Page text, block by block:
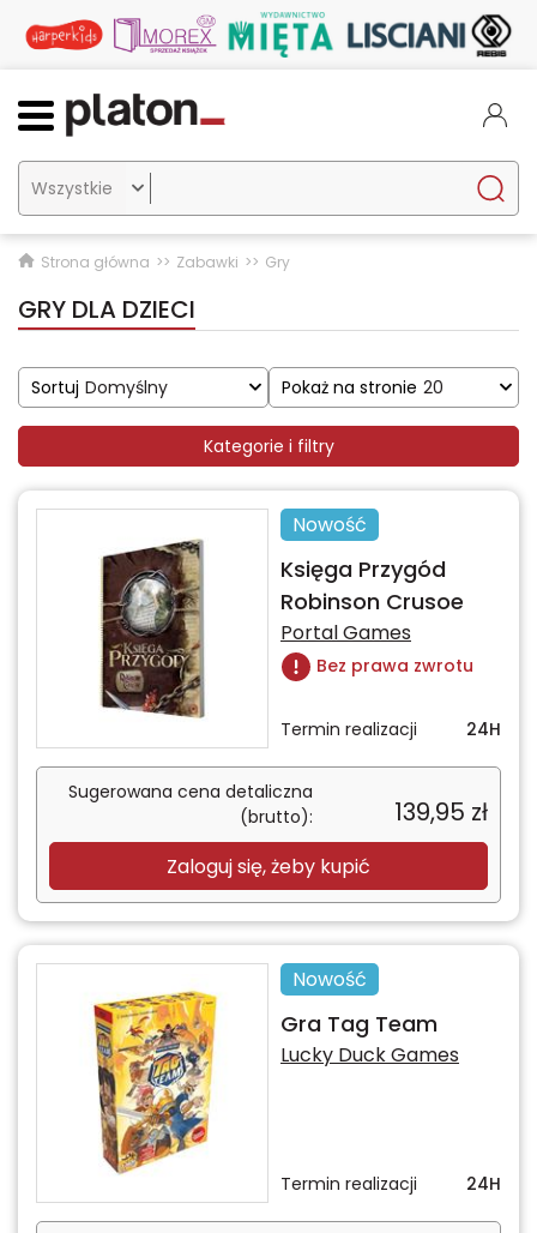

Strona główna Zabawki Gry
GRY DLA DZIECI
Sortuj Domyślny Pokaż na stronie 20
Kategorie i filtry
Nowość
Księga Przygód
Robinson Crusoe
Portal Games
Bez prawa zwrotu
Termin realizacji 24H
Sugerowana cena detaliczna
(brutto):
139,95 zł
Zaloguj się, żeby kupić
Nowość
Gra Tag Team
Lucky Duck Games
Termin realizacji 24H